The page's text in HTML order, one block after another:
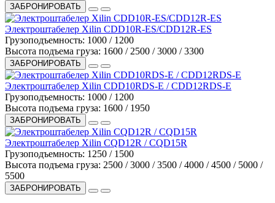
ЗАБРОНИРОВАТЬ
Электроштабелер Xilin CDD10R-ES/CDD12R-ES
Грузоподъемность: 1000 / 1200
Высота подъема груза: 1600 / 2500 / 3000 / 3300
ЗАБРОНИРОВАТЬ
Электроштабелер Xilin CDD10RDS-E / CDD12RDS-E
Грузоподъемность: 1000 / 1200
Высота подъема груза: 1600 / 1950
ЗАБРОНИРОВАТЬ
Электроштабелер Xilin CQD12R / CQD15R
Грузоподъемность: 1250 / 1500
Высота подъема груза: 2500 / 3000 / 3500 / 4000 / 4500 / 5000 /
5500
ЗАБРОНИРОВАТЬ